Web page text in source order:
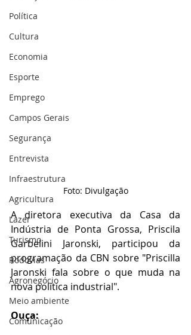
Política
Cultura
Economia
Esporte
Emprego
Campos Gerais
Segurança
Entrevista
Infraestrutura
Agricultura
Lazer
Turismo
Rodovias
Agronegócio
Meio ambiente
Comunicação
Foto: Divulgação
A diretora executiva da Casa da
Indústria de Ponta Grossa, Priscila
Garbelini Jaronski, participou da
programação da CBN sobre "Priscilla
Jaronski fala sobre o que muda na
nova política industrial".
Ouça: